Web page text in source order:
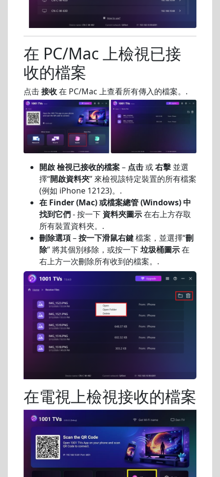
在 PC/Mac 上檢視已接
收的檔案
点击接收在 PC/Mac 上查看所有傳入的檔案。.
開啟 檢視已接收的檔案– 点击或右擊 並選
擇“開啟資料夾” 來檢視該特定裝置的所有檔案
(例如 iPhone 12123)。.
在 Finder (Mac) 或檔案總管 (Windows) 中
找到它們- 按一下 資料夾圖示在右上方存取
所有裝置資料夾。.
刪除選項–按一下滑鼠右鍵檔案，並選擇“刪
除” 將其個別移除，或按一下垃圾桶圖示在
右上方一次刪除所有收到的檔案。.
在電視上檢視接收的檔案